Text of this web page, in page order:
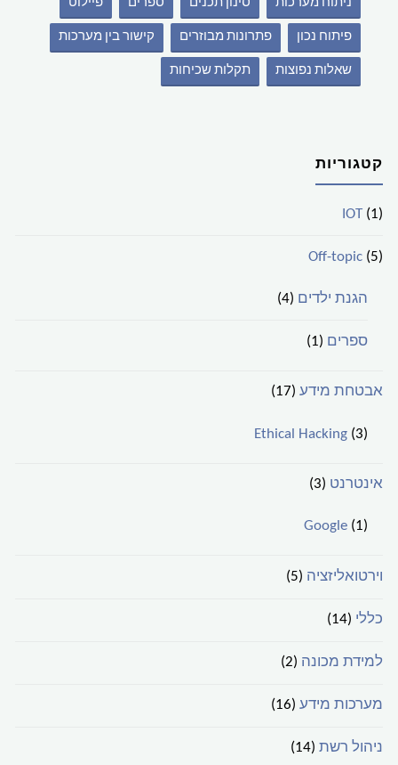
פיתוח נכון פתרונות מבוזרים קישור בין מערכות
שאלות נפוצות תקלות שכיחות
קטגוריות
IOT(1)
Off-topic(5)
הגנת ילדים (4)
ספרים (1)
אבטחת מידע (17)
Ethical Hacking(3)
אינטרנט (3)
Google(1)
וירטואליזציה (5)
כללי (14)
למידת מכונה (2)
מערכות מידע (16)
ניהול רשת (14)